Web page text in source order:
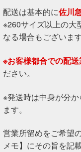
配送は基本的に佐川
※260サイズ以上の大
なる場合もございます
※お客様都合での配
ださい。
※発送時は中身が分
ます。
営業所留めをご希望
メモ】にその旨を記